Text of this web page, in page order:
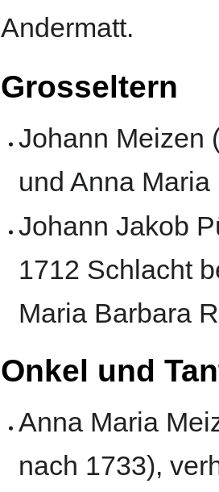
Andermatt.
Grosseltern
Johann Meizen
und Anna
Johann Jakob
1712 Schlacht
Maria Barbara
Onkel und
‎Anna Maria
nach 1733),